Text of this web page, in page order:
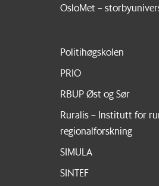
OsloMet –
Politihøgskolen
PRIO
RBUP Øst og Sør
Ruralis – Institutt for
regionalforskning
SIMULA
SINTEF